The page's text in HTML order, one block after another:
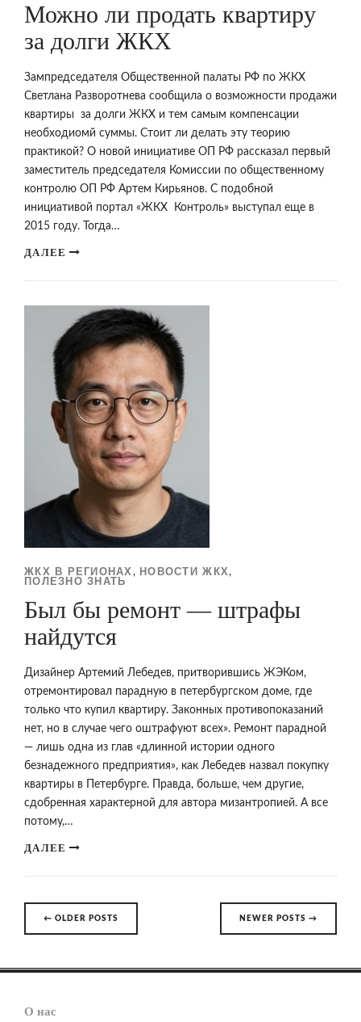
Можно ли продать квартиру
за долги ЖКХ
Зампредседателя Общественной палаты РФ по ЖКХ
Светлана Разворотнева сообщила о возможности продажи
квартиры за долги ЖКХ и тем самым компенсации
необходиомй суммы. Стоит ли делать эту теорию
практикой? О новой инициативе ОП РФ рассказал первый
заместитель председателя Комиссии по общественному
контролю ОП РФ Артем Кирьянов. С подобной
инициативой портал «ЖКХ Контроль» выступал еще в
2015 году. Тогда…
ДАЛЕЕ
ЖКХ В РЕГИОНАХ, НОВОСТИ ЖКХ,
ПОЛЕЗНО ЗНАТЬ
Был бы ремонт — штрафы
найдутся
Дизайнер Артемий Лебедев, притворившись ЖЭКом,
отремонтировал парадную в петербургском доме, где
только что купил квартиру. Законных противопоказаний
нет, но в случае чего оштрафуют всех». Ремонт парадной
— лишь одна из глав «длинной истории одного
безнадежного предприятия», как Лебедев назвал покупку
квартиры в Петербурге. Правда, больше, чем другие,
сдобренная характерной для автора мизантропией. А все
потому,…
ДАЛЕЕ
Posts
navigation
← OLDER POSTS NEWER POSTS→
О нас